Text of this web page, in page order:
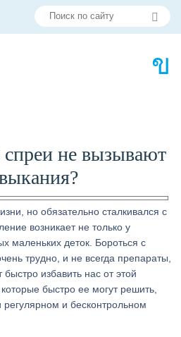
не вызывают
но обязательно сталкивался с
возникает не только у
маленьких деток. Бороться с
трудно, и не всегда препараты,
избавить нас от этой
быстро ее могут решить,
и бесконтрольном